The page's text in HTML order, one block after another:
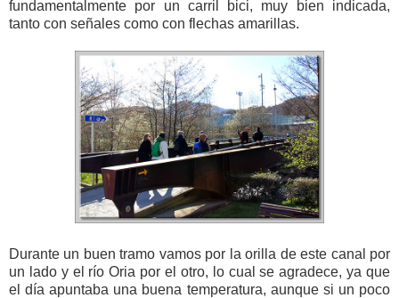
fundamentalmente por un carril bici, muy bien indicada,
tanto con señales como con flechas amarillas.
Durante un buen tramo vamos por la orilla de este canal por
un lado y el río Oria por el otro, lo cual se agradece, ya que
el día apuntaba una buena temperatura, aunque si un poco